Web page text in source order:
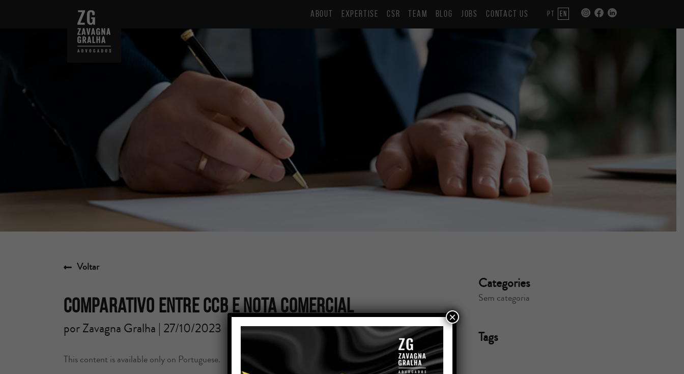
ABOUT EXPERTISE CSR TEAM BLOG JOBS CONTACT US PT EN
Voltar
Comparativo entre CCB e Nota Comercial
por Zavagna Gralha | 27/10/2023
This content is available only on Portuguese.
Categories
Sem categoria
Tags
×